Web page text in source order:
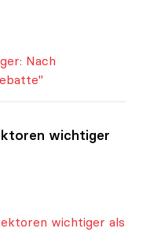
Nach
wichtiger
wichtiger als